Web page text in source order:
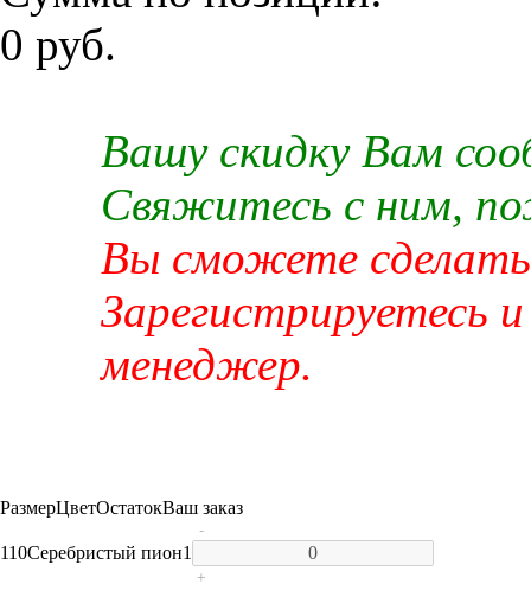
0 руб.
Вашу скидку Вам
Свяжитесь с ним,
Вы сможете сделать
Зарегистрируетесь
менеджер.
РазмерЦветОстатокВаш заказ
110Серебристый пион1
-
+